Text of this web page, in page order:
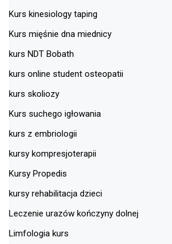
Kurs kinesiology taping
Kurs mięśnie dna miednicy
kurs NDT Bobath
kurs online student osteopatii
kurs skoliozy
Kurs suchego igłowania
kurs z embriologii
kursy kompresjoterapii
Kursy Propedis
kursy rehabilitacja dzieci
Leczenie urazów kończyny dolnej
Limfologia kurs